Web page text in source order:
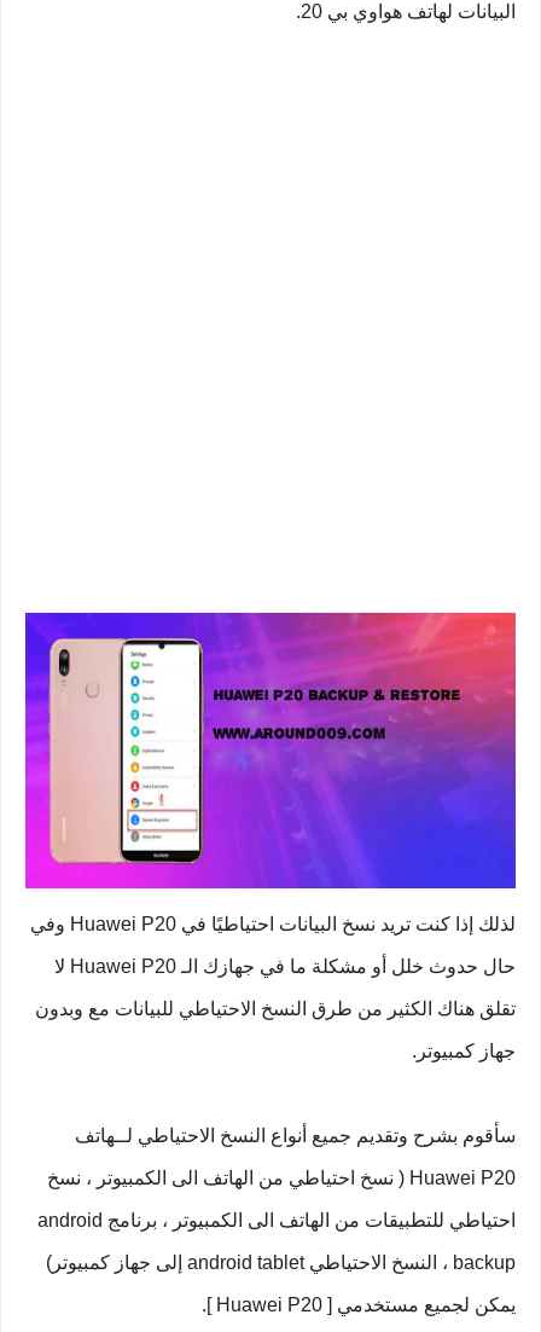
البيانات لهاتف هواوي بي 20.
لذلك إذا كنت تريد نسخ البيانات احتياطيًا في Huawei P20 وفي
حال حدوث خلل أو مشكلة ما في جهازك الـ Huawei P20 لا
تقلق هناك الكثير من طرق النسخ الاحتياطي للبيانات مع وبدون
جهاز كمبيوتر.
سأقوم بشرح وتقديم جميع أنواع النسخ الاحتياطي لــهاتف
Huawei P20 ( نسخ احتياطي من الهاتف الى الكمبيوتر ، نسخ
احتياطي للتطبيقات من الهاتف الى الكمبيوتر ، برنامج android
backup ، النسخ الاحتياطي android tablet إلى جهاز كمبيوتر)
يمكن لجميع مستخدمي [ Huawei P20 ].